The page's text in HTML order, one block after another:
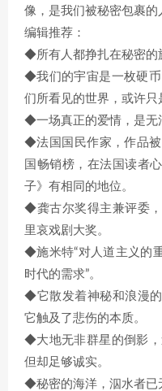
像，是我们被秘密包裹的
编辑推荐：
◆所有人都挣扎在秘密的
◆我们的宇宙是一枚硬
们所看见的世界，或许只
◆一场真正的爱情，是无
◆法国国民作家，作品
国畅销榜，在法国读者
子》有相同的地位。
◆龚古尔奖得主兼评委
里哀戏剧大奖。
◆施米特“对人道主义的
时代的需求”。
◆它散发着神秘和浪漫
它触及了悲伤的本质。
◆大地无非群星的倒影，
但却足够诚实。
◆秘密的海洋，泅水者已